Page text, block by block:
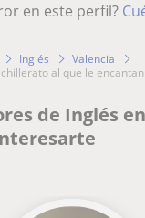
en este perfil?
Inglés
Valencia
al que le
de Inglés